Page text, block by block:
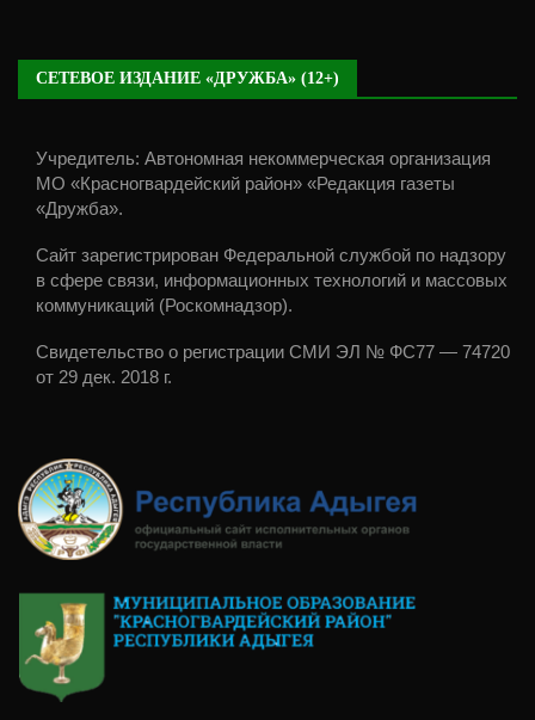
СЕТЕВОЕ ИЗДАНИЕ «ДРУЖБА» (12+)
Учредитель: Автономная некоммерческая организация
МО «Красногвардейский район» «Редакция газеты
«Дружба».
Сайт зарегистрирован Федеральной службой по надзору
в сфере связи, информационных технологий и массовых
коммуникаций (Роскомнадзор).
Свидетельство о регистрации СМИ ЭЛ № ФС77 — 74720
от 29 дек. 2018 г.